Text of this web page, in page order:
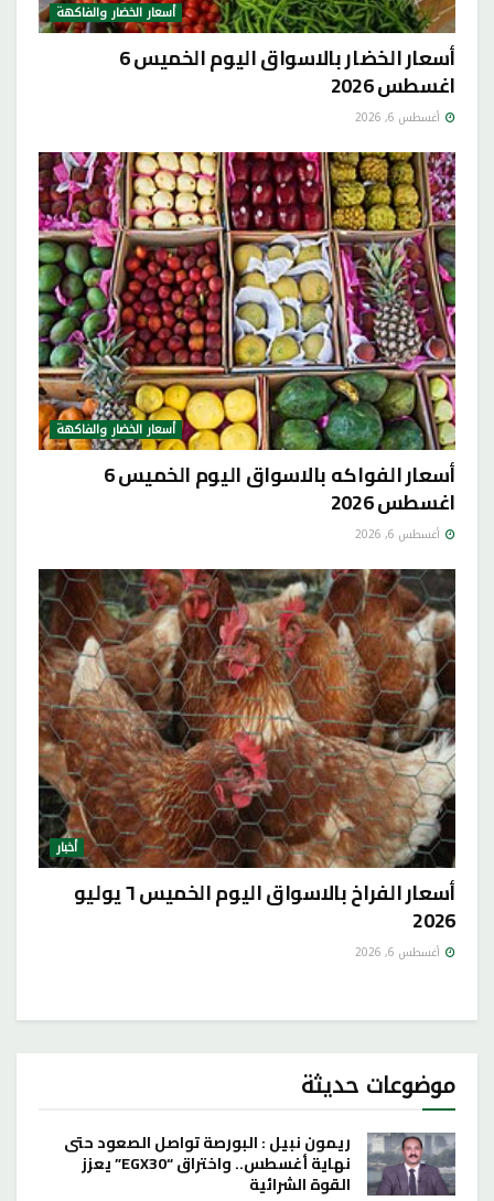
أسعار الخضار والفاكهة
أسعار الخضار بالاسواق اليوم الخميس 6
اغسطس 2026
أغسطس 6, 2026
أسعار الخضار والفاكهة
أسعار الفواكه بالاسواق اليوم الخميس 6
اغسطس 2026
أغسطس 6, 2026
أخبار
أسعار الفراخ بالاسواق اليوم الخميس ٦ يوليو
2026
أغسطس 6, 2026
موضوعات حديثة
ريمون نبيل : البورصة تواصل الصعود حتى
نهاية أغسطس.. واختراق “EGX30” يعزز
القوة الشرائية